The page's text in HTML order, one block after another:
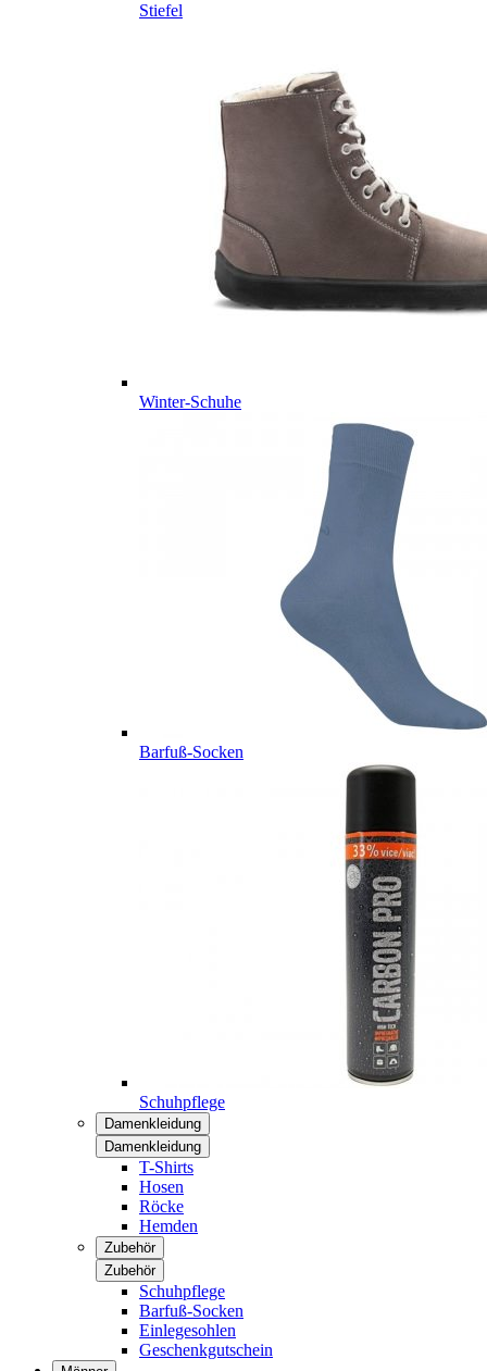
Stiefel
Winter-Schuhe
Barfuß-Socken
Schuhpflege
Damenkleidung
Damenkleidung
T-Shirts
Hosen
Röcke
Hemden
Zubehör
Zubehör
Schuhpflege
Barfuß-Socken
Einlegesohlen
Geschenkgutschein